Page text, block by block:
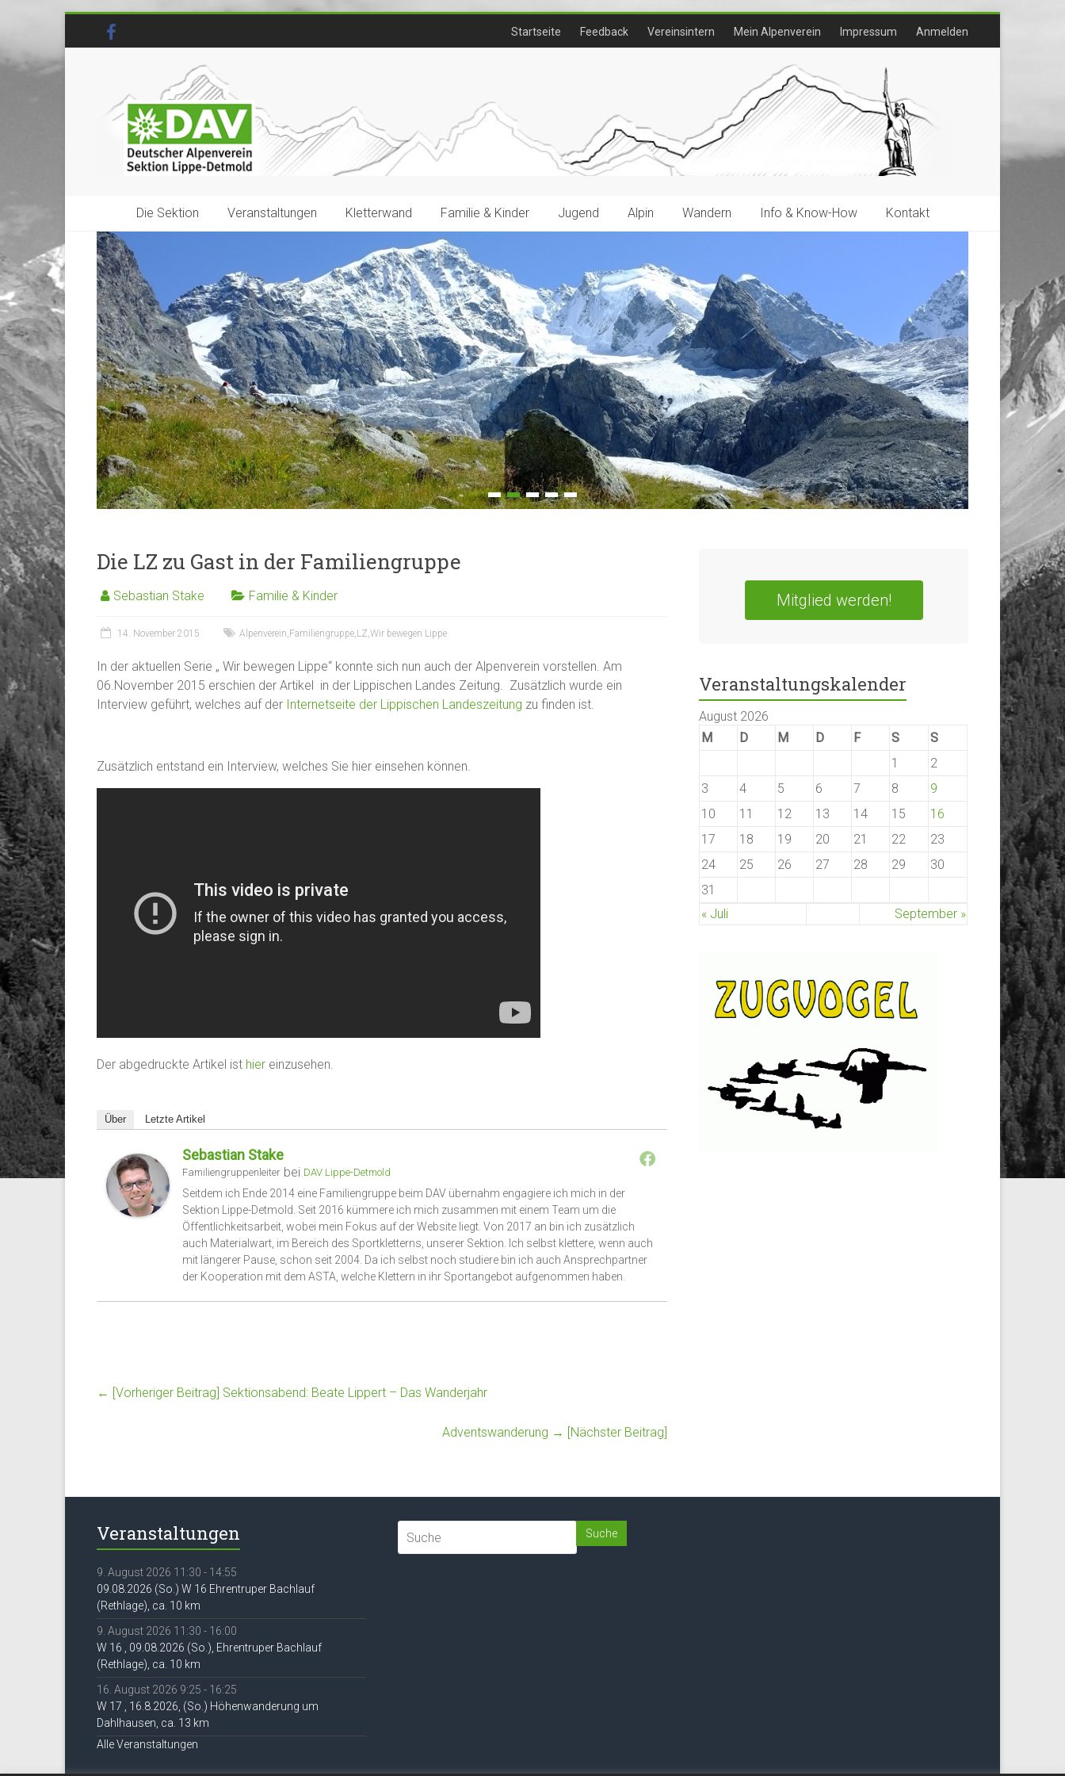
Startseite Feedback Vereinsintern Mein Alpenverein Impressum Anmelden
Die Sektion Veranstaltungen Kletterwand Familie & Kinder Jugend Alpin Wandern Info & Know-How Kontakt
Die LZ zu Gast in der Familiengruppe
Sebastian Stake Familie & Kinder
14. November 2015 Alpenverein, Familiengruppe, LZ,Wir bewegen Lippe
In der aktuellen Serie „ Wir bewegen Lippe“ konnte sich nun auch der Alpenverein vorstellen. Am
06.November 2015 erschien der Artikel in der Lippischen Landes Zeitung. Zusätzlich wurde ein
Interview geführt, welches auf der Internetseite der Lippischen Landeszeitung zu finden ist.
Zusätzlich entstand ein Interview, welches Sie hier einsehen können.
Der abgedruckte Artikel ist hier einzusehen.
Über Letzte Artikel
Sebastian Stake
Familiengruppenleiter bei DAV Lippe-Detmold
Seitdem ich Ende 2014 eine Familiengruppe beim DAV übernahm engagiere ich mich in der
Sektion Lippe-Detmold. Seit 2016 kümmere ich mich zusammen mit einem Team um die
Öffentlichkeitsarbeit, wobei mein Fokus auf der Website liegt. Von 2017 an bin ich zusätzlich
auch Materialwart, im Bereich des Sportkletterns, unserer Sektion. Ich selbst klettere, wenn auch
mit längerer Pause, schon seit 2004. Da ich selbst noch studiere bin ich auch Ansprechpartner
der Kooperation mit dem ASTA, welche Klettern in ihr Sportangebot aufgenommen haben.
← [Vorheriger Beitrag] Sektionsabend: Beate Lippert – Das Wanderjahr
Adventswanderung → [Nächster Beitrag]
Mitglied werden!
Veranstaltungskalender
August 2026
M
D M D F S
S
1
2
3
4 5 6 7 8
9
10
11 12 13 14 15
16
17
18 19 20 21 22
23
24
25 26 27 28 29
30
31
« Juli
September »
Veranstaltungen
9. August 2026 11:30 - 14:55
09.08.2026 (So.) W 16 Ehrentruper Bachlauf
(Rethlage), ca. 10 km
9. August 2026 11:30 - 16:00
W 16 , 09.08.2026 (So.), Ehrentruper Bachlauf
(Rethlage), ca. 10 km
16. August 2026 9:25 - 16:25
W 17 , 16.8.2026, (So.) Höhenwanderung um
Dahlhausen, ca. 13 km
Alle Veranstaltungen